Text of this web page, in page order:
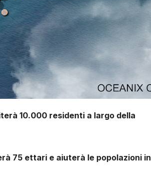
10.000 residenti a largo della
75 ettari e aiuterà le popolazioni in